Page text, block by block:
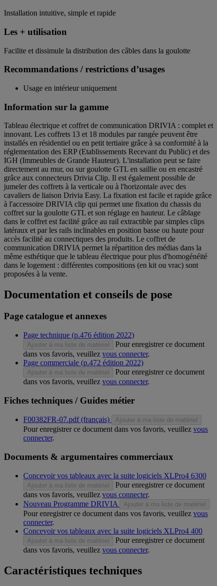
Installation intuitive, simple et rapide
Les + utilisation
Facilite et dissimule la distribution des câbles dans la goulotte
Recommandations / restrictions d’usages
Usage en intérieur uniquement
Information sur la gamme
Tableau électrique et coffret de communication DRIVIA : complet et
innovant. Les coffrets 13 et 18 modules par rangée peuvent être
installés en résidentiel ou en petit tertiaire grâce à sa conformité à la
réglementation des ERP (Etablissements Recevant du Public) et des
IGH (Immeubles de Grande Hauteur). L'installation peut se faire
directement au mur, ou sur goulotte GTL en saillie ou en encastré
grâce aux connecteurs Drivia Clip. Il est également possible de
jumeler des coffrets à la verticale ou à l'horizontale avec des
cavaliers de liaison Drivia Easy. La fixation est facile et rapide grâce
à l'accessoire DRIVIA clip qui permet une fixation du chassis du
coffret sur la goulotte GTL et son réglage en hauteur. Le câblage
dans le coffret est facilité grâce au rail extractible par simples clips
latéraux et par les rails inclinables en position basse ou haute pour
accès facilité au connectiques des produits. Le coffret de
communication DRIVIA permet la répartition des médias dans la
même esthétique que le tableau électrique pour plus d'homogénéité
dans le logement : différentes compositions (en kit ou vrac) sont
proposées à la vente.
Documentation et conseils de pose
Page catalogue et annexes
Page technique (p.476 édition 2022)
Ajouter à ma liste de matériel
Pour enregistrer ce document
dans vos favoris, veuillez vous connecter.
Page commerciale (p.472 édition 2022)
Ajouter à ma liste de matériel
Pour enregistrer ce document
dans vos favoris, veuillez vous connecter.
Fiches techniques / Guides métier
F00382FR-07.pdf (français) Ajouter à ma liste de matériel
Pour enregistrer ce document dans vos favoris, veuillez vous
connecter.
Documents & argumentaires commerciaux
Concevoir vos tableaux avec la suite logiciels XLPro4 6300
Ajouter à ma liste de matériel
Pour enregistrer ce document
dans vos favoris, veuillez vous connecter.
Nouveau Programme DRIVIA
Ajouter à ma liste de matériel
Pour enregistrer ce document dans vos favoris, veuillez vous
connecter.
Concevoir vos tableaux avec la suite logiciels XLPro4 400
Ajouter à ma liste de matériel
Pour enregistrer ce document
dans vos favoris, veuillez vous connecter.
Caractéristiques techniques